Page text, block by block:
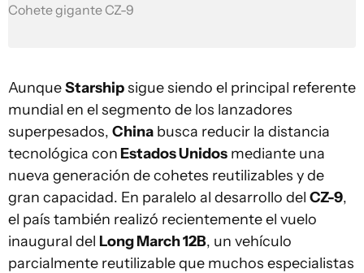
Cohete gigante CZ-9
AunqueStarshipsigue siendo el principal referente
mundial en el segmento de los lanzadores
superpesados, China busca reducir la distancia
tecnológica con Estados Unidos mediante una
nueva generación de cohetes reutilizables y de
gran capacidad. En paralelo al desarrollo del CZ-9,
el país también realizó recientemente el vuelo
inaugural del Long March 12B, un vehículo
parcialmente reutilizable que muchos especialistas